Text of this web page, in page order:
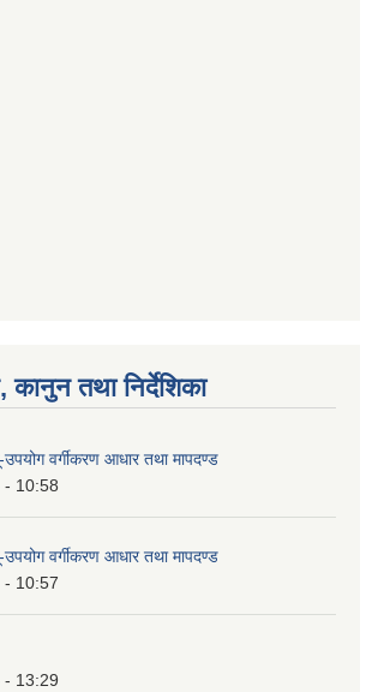
तथा निर्देशिका
उपयोग वर्गीकरण आधार तथा मापदण्ड
- 10:58
उपयोग वर्गीकरण आधार तथा मापदण्ड
- 10:57
- 13:29